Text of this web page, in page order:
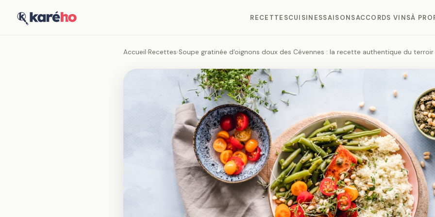
RECETTESCUISINESSAISONSACCORDS VINSÀ
Accueil›Recettes›Soupe gratinée d'oignons doux des Cévennes : la recette authentique du terroir